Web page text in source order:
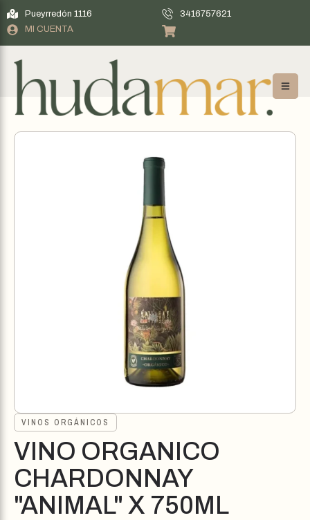
Pueyrredón 1116
3416757621
MI CUENTA
VINOS ORGÁNICOS
VINO ORGANICO
CHARDONNAY
"ANIMAL" X 750ML